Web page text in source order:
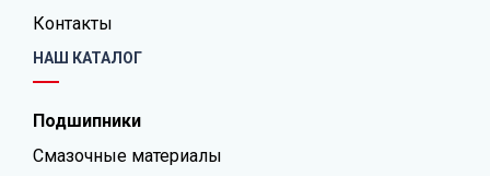
Контакты
НАШ КАТАЛОГ
Подшипники
Смазочные материалы